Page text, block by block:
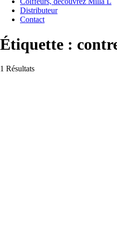
Distributeur
Contact
Étiquette :
1 Résultats